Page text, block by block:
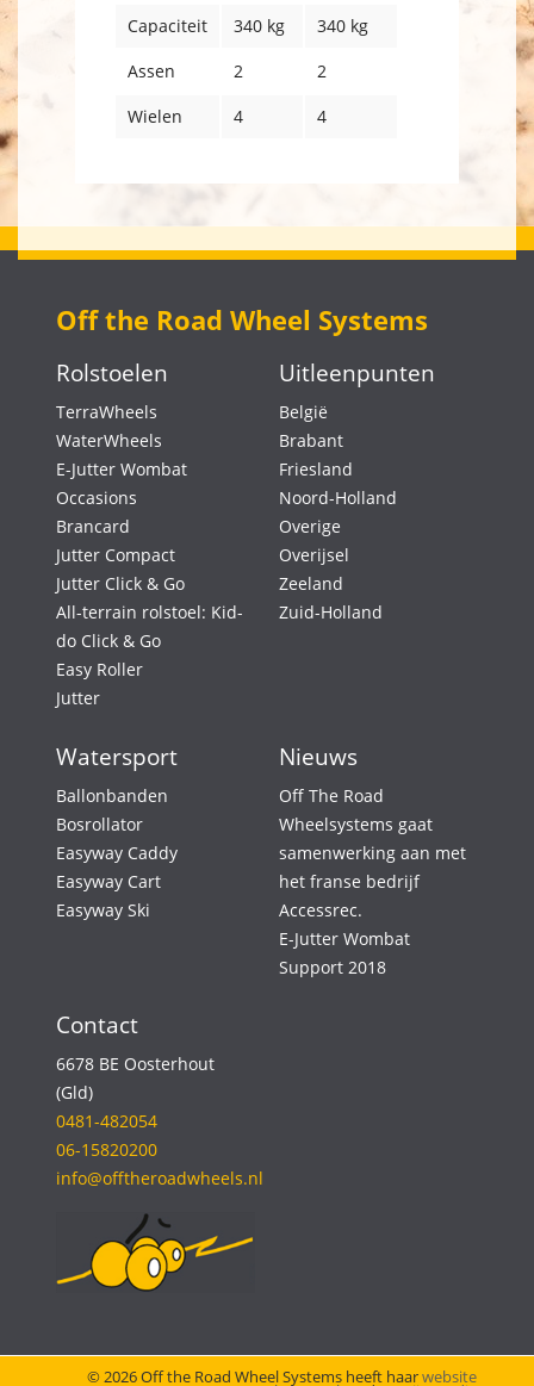
Capaciteit
340 kg
340 kg
Assen
2
2
Wielen
4 4
Off the Road Wheel Systems
Rolstoelen
TerraWheels
WaterWheels
E-Jutter Wombat
Occasions
Brancard
Jutter Compact
Jutter Click & Go
All-terrain rolstoel: Kid-
do Click & Go
Easy Roller
Jutter
Uitleenpunten
België
Brabant
Friesland
Noord-Holland
Overige
Overijsel
Zeeland
Zuid-Holland
Watersport
Ballonbanden
Bosrollator
Easyway Caddy
Easyway Cart
Easyway Ski
Nieuws
Off The Road
Wheelsystems gaat
samenwerking aan met
het franse bedrijf
Accessrec.
E-Jutter Wombat
Support 2018
Contact
6678 BE Oosterhout
(Gld)
0481-482054
06-15820200
info@offtheroadwheels.nl
© 2026 Off the Road Wheel Systems heeft haarwebsite